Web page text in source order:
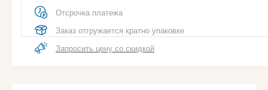
Отсрочка платежа
Заказ отгружается кратно упаковке
Запросить цену со скидкой